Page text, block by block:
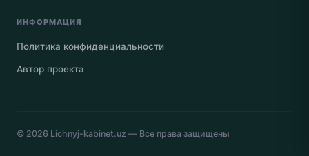
ИНФОРМАЦИЯ
Политика конфиденциальности
Автор проекта
© 2026 Lichnyj-kabinet.uz — Все права защищены